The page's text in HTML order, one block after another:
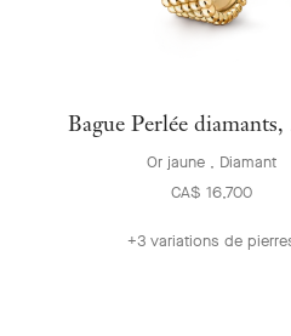
Bague Perlée diamants,
Or jaune , Diamant
CA$ 16,700
+3 variations de